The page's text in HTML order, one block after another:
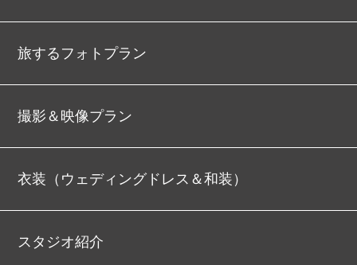
旅するフォトプラン
撮影＆映像プラン
衣装（ウェディングドレス＆和装）
スタジオ紹介